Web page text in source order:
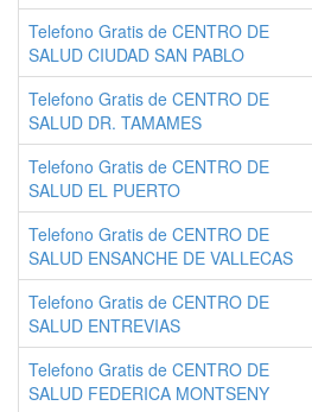
Telefono Gratis de CENTRO DE
SALUD CIUDAD SAN PABLO
Telefono Gratis de CENTRO DE
SALUD DR. TAMAMES
Telefono Gratis de CENTRO DE
SALUD EL PUERTO
Telefono Gratis de CENTRO DE
SALUD ENSANCHE DE VALLECAS
Telefono Gratis de CENTRO DE
SALUD ENTREVIAS
Telefono Gratis de CENTRO DE
SALUD FEDERICA MONTSENY